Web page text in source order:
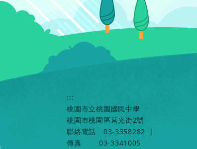
:::
桃園市立桃園國民中學
桃園市桃園區莒光街2號
聯絡電話
03-3358282
|
傳真
03-3341005